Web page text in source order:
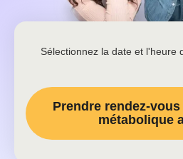
Sélectionnez la date et l'heure
Prendre rendez-
métabolique